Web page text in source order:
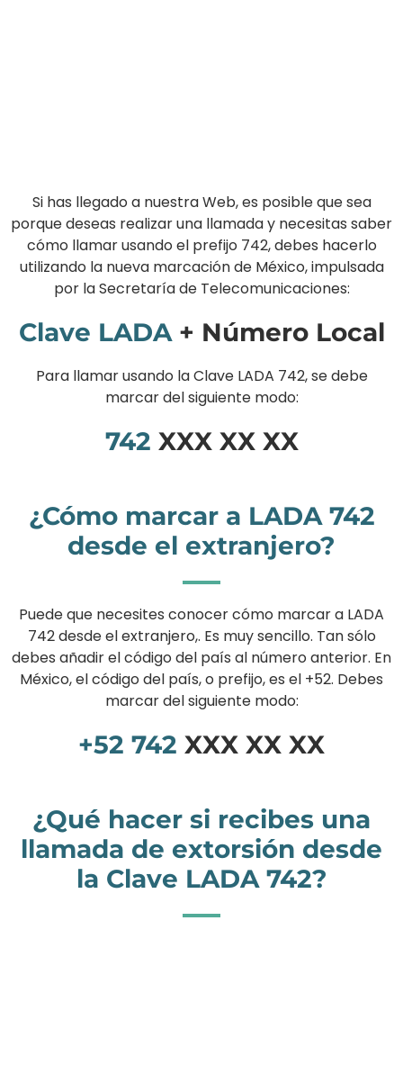
Si has llegado a nuestra Web, es posible que sea
porque deseas realizar una llamada y necesitas saber
cómo llamar usando el prefijo 742, debes hacerlo
utilizando la nueva marcación de México, impulsada
por la Secretaría de Telecomunicaciones:
Clave LADA+ Número Local
Para llamar usando la Clave LADA 742, se debe
marcar del siguiente modo:
742 XXX XX XX
¿Cómo marcar a LADA 742
desde el extranjero?
Puede que necesites conocer cómo marcar a LADA
742 desde el extranjero,. Es muy sencillo. Tan sólo
debes añadir el código del país al número anterior. En
México, el código del país, o prefijo, es el +52. Debes
marcar del siguiente modo:
+52 742 XXX XX XX
¿Qué hacer si recibes una
llamada de extorsión desde
la Clave LADA 742?